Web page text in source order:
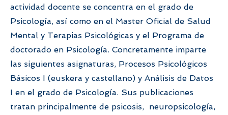
actividad docente se concentra en el grado de
Psicología, así como en el Master Oficial de Salud
Mental y Terapias Psicológicas y el Programa de
doctorado en Psicología. Concretamente imparte
las siguientes asignaturas, Procesos Psicológicos
Básicos I (euskera y castellano) y Análisis de Datos
I en el grado de Psicología. Sus publicaciones
tratan principalmente de psicosis, neuropsicología,